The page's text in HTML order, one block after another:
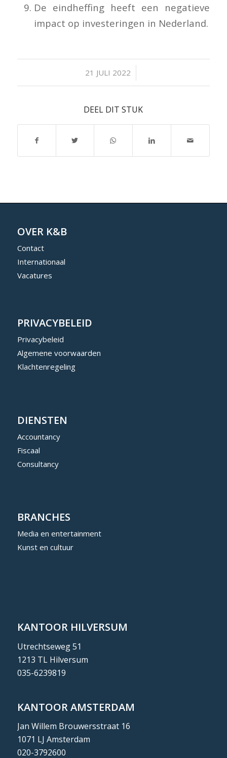
De eindheffing heeft een negatieve
impact op investeringen in Nederland.
21 JULI 2022
/
DEEL DIT STUK
OVER K&B
Contact
Internationaal
Vacatures
PRIVACYBELEID
Privacybeleid
Algemene voorwaarden
Klachtenregeling
DIENSTEN
Accountancy
Fiscaal
Consultancy
BRANCHES
Media en entertainment
Kunst en cultuur
KANTOOR HILVERSUM
Utrechtseweg 51
1213 TL Hilversum
035-6239819
KANTOOR AMSTERDAM
Jan Willem Brouwersstraat 16
1071 LJ Amsterdam
020-3792600